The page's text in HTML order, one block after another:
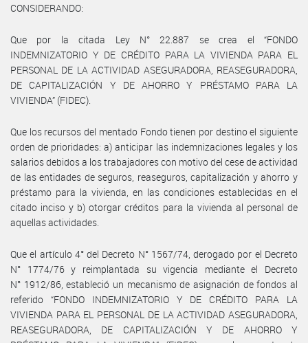
CONSIDERANDO:
Que por la citada Ley N° 22.887 se crea el “FONDO
INDEMNIZATORIO Y DE CRÉDITO PARA LA VIVIENDA PARA EL
PERSONAL DE LA ACTIVIDAD ASEGURADORA, REASEGURADORA,
DE CAPITALIZACIÓN Y DE AHORRO Y PRÉSTAMO PARA LA
VIVIENDA” (FIDEC).
Que los recursos del mentado Fondo tienen por destino el siguiente
orden de prioridades: a) anticipar las indemnizaciones legales y los
salarios debidos a los trabajadores con motivo del cese de actividad
de las entidades de seguros, reaseguros, capitalización y ahorro y
préstamo para la vivienda, en las condiciones establecidas en el
citado inciso y b) otorgar créditos para la vivienda al personal de
aquellas actividades.
Que el artículo 4° del Decreto N° 1567/74, derogado por el Decreto
N° 1774/76 y reimplantada su vigencia mediante el Decreto
N° 1912/86, estableció un mecanismo de asignación de fondos al
referido “FONDO INDEMNIZATORIO Y DE CRÉDITO PARA LA
VIVIENDA PARA EL PERSONAL DE LA ACTIVIDAD ASEGURADORA,
REASEGURADORA, DE CAPITALIZACIÓN Y DE AHORRO Y